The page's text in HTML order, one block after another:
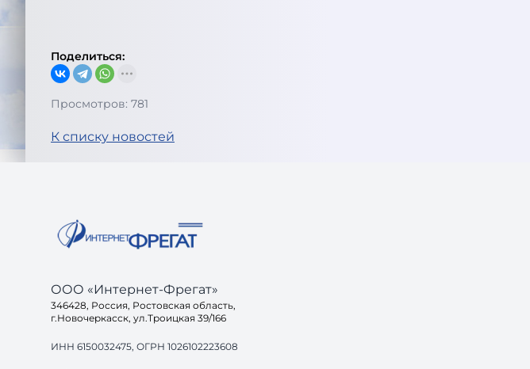
Поделиться:
Просмотров: 781
К списку новостей
ООО «Интернет-Фрегат»
346428, Россия, Ростовская область,
г.Новочеркасск, ул.Троицкая 39/166
ИНН 6150032475, ОГРН 1026102223608